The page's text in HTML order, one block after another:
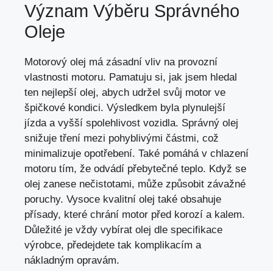
Význam Výběru Správného
Oleje
Motorový olej má zásadní vliv na provozní
vlastnosti motoru. Pamatuju si, jak jsem hledal
ten nejlepší olej, abych udržel svůj motor ve
špičkové kondici. Výsledkem byla plynulejší
jízda a vyšší spolehlivost vozidla. Správný olej
snižuje tření mezi pohyblivými částmi, což
minimalizuje opotřebení. Také pomáhá v chlazení
motoru tím, že odvádí přebytečné teplo. Když se
olej zanese nečistotami, může způsobit závažné
poruchy. Vysoce kvalitní olej také obsahuje
přísady, které chrání motor před korozí a kalem.
Důležité je vždy vybírat olej dle specifikace
výrobce, předejdete tak komplikacím a
nákladným opravám.